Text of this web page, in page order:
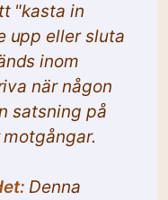
"kasta in
upp eller sluta
inom
när någon
satsning på
Denna